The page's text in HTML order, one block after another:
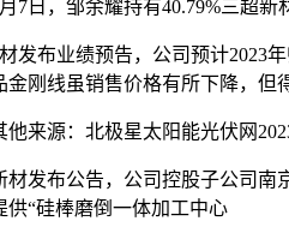
，邹余耀持有40.79%三超新
布业绩预告，公司预计2023年
刚线虽销售价格有所下降，但
源：北极星太阳能光伏网
布公告，公司控股子公司南
供“硅棒磨倒一体加工中心